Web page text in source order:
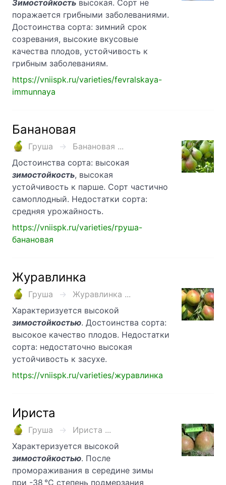
Зимостойкость высокая. Сорт не
поражается грибными заболеваниями.
Достоинства сорта: зимний срок
созревания, высокие вкусовые
качества плодов, устойчивость к
грибным заболеваниям.
https://vniispk.ru/varieties/fevralskaya-
immunnaya
Банановая
Груша
Банановая ...
Достоинства сорта: высокая
зимостойкость, высокая
устойчивость к парше. Сорт частично
самоплодный. Недостатки сорта:
средняя урожайность.
https://vniispk.ru/varieties/груша-
банановая
Журавлинка
Груша
Журавлинка ...
Характеризуется высокой
зимостойкостью. Достоинства сорта:
высокое качество плодов. Недостатки
сорта: недостаточно высокая
устойчивость к засухе.
https://vniispk.ru/varieties/журавлинка
Ириста
Груша
Ириста ...
Характеризуется высокой
зимостойкостью. После
промораживания в середине зимы
при -38 °С степень подмерзания